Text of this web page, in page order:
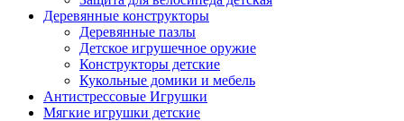
Деревянные конструкторы
Деревянные пазлы
Детское игрушечное оружие
Конструкторы детские
Кукольные домики и мебель
Антистрессовые Игрушки
Мягкие игрушки детские